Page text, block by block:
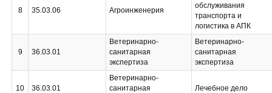
8 35.03.06 Агроинженерия
обслуживания
транспорта и
логистика в АПК
9 36.03.01
Ветеринарно-
санитарная
экспертиза
Ветеринарно-
санитарная
экспертиза
10 36.03.01
Ветеринарно-
санитарная
Лечебное дело